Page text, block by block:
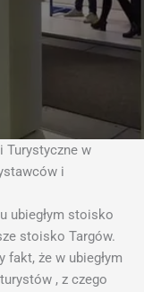
Turystyczne w
i
ubiegłym stoisko
stoisko Targów.
że w ubiegłym
, z czego